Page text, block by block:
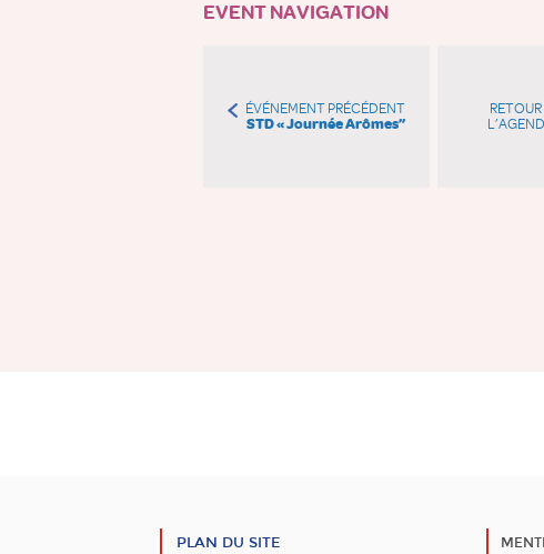
EVENT NAVIGATION
ÉVÉNEMENT PRÉCÉDENT
STD « Journée Arômes”
RETOUR
PLAN DU SITE